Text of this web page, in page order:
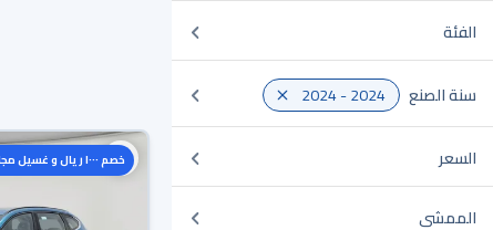
الفئة
سنة الصنع 2024 - 2024
السعر
الممشى
خصم ١٠٠٠ ريال و غسيل مجاني